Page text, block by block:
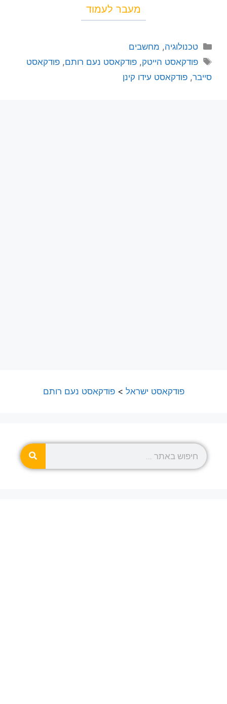
מעבר לעמוד
טכנולוגיה, מחשבים
פודקאסט הייטק,פודקאסט נעם רותם,פודקאסט
סייבר, פודקאסט עידו קינן
פודקאסט ישראל >פודקאסט נעם רותם